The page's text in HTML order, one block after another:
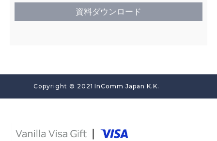
Copyright © 2021 InComm Japan K.K.